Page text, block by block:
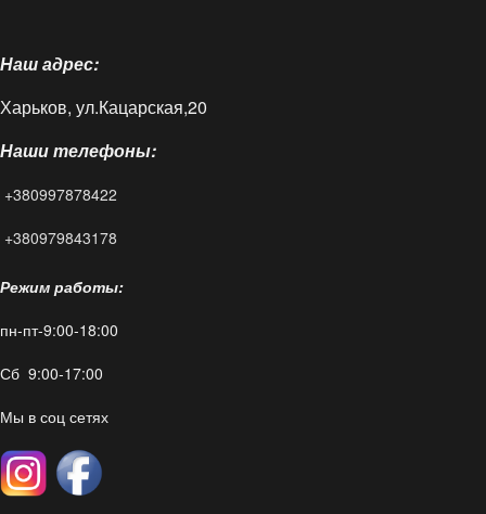
Доставка и оплата
Блог
FAQ
Контакты
Наш адрес:
Харьков, ул.Кацарская,20
Наши телефоны:
+380997878422
+380979843178
Режим работы:
пн-пт-9:00-18:00
Сб 9:00-17:00
Мы в соц сетях